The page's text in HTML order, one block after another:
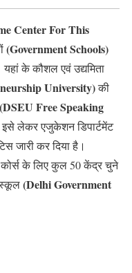
Center For This
(Government Schools)
के कौशल एवं उद्यमिता
University)की
(DSEU Free Speaking
इसे लेकर एजुकेशन डिपार्टमेंट
जारी कर दिया है।
कोर्स के लिए कुल 50 केंद्र चुने
स्कूल(Delhi Government